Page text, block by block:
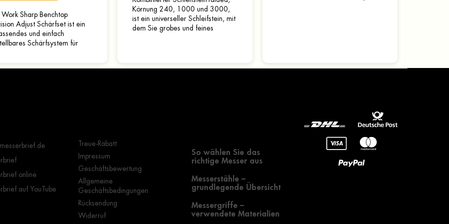
Work Sharp Benchtop
Adjust Schärfset ist ein
und einfach
Schärfsystem für
Schleifstein...
Körnung 240, 1000 und 3000,
ist ein universeller Schleifstein, mit
dem Sie grobes und feines
messerbrief.de
auf YouTube
Treue-Rabatt
Impressum
Geschäftsbewertung
Allgemeine
Geschäftsbedingungen
Rücksendung
Widerruf
So wählen Sie das
richtige Messer aus
Messerstähle –
grundlegende Übersicht
Messergriffe –
verwendete Materialien